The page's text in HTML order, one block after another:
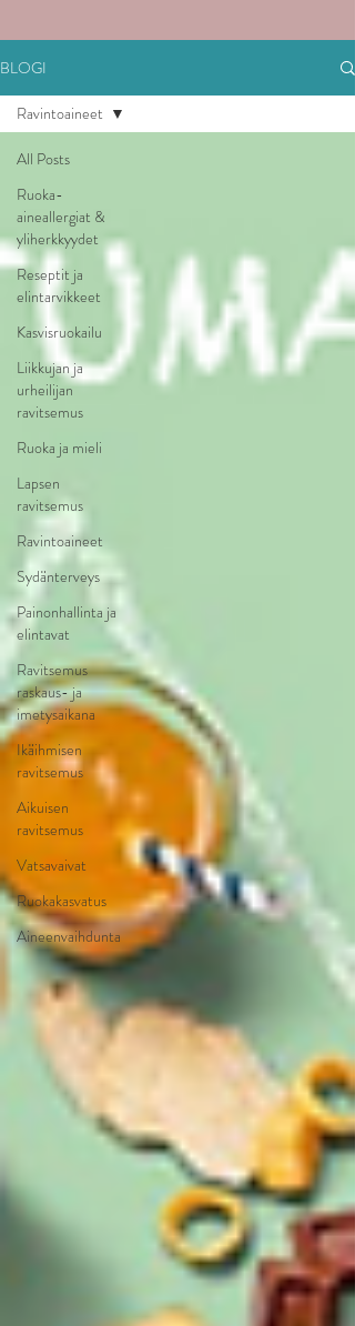
BLOGI
All Posts
Ruoka-
aineallergiat &
yliherkkyydet
Reseptit ja
elintarvikkeet
Kasvisruokailu
Liikkujan ja
urheilijan
ravitsemus
Ruoka ja mieli
Lapsen
ravitsemus
Ravintoaineet
Sydänterveys
Painonhallinta ja
elintavat
Ravitsemus
raskaus- ja
imetysaikana
Ikäihmisen
ravitsemus
Aikuisen
ravitsemus
Vatsavaivat
Ruokakasvatus
Aineenvaihdunta
Ravintoaineet